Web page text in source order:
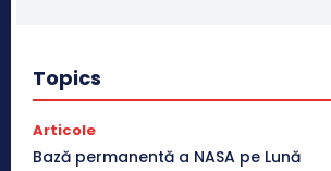
Topics
Articole
Bază permanentă a NASA pe Lună